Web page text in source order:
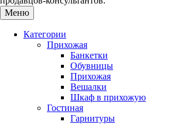
Меню
Категории
Прихожая
Банкетки
Обувницы
Прихожая
Вешалки
Шкаф в прихожую
Гостиная
Гарнитуры